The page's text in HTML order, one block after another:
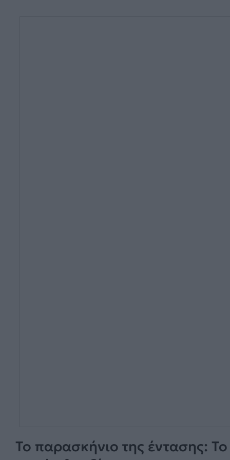
Το παρασκήνιο της έντασης: